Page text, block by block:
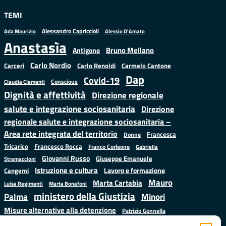
TEMI
Ada Maurizio Alessandro Capriccioli Alessio D'Amato
Anastasìa Antigone Bruno Mellano
Carceri Carlo Nordio Carlo Renoldi Carmelo Cantone
Claudia Clementi Conscious Covid-19 Dap
Dignità e affettività Direzione regionale
salute e integrazione sociosanitaria Direzione
regionale salute e integrazione sociosanitaria –
Area rete integrata del territorio
Donne
Francesca
Tricarico
Francesco Rocca Franco Corleone
Gabriella
Stramaccioni
Giovanni Russo Giuseppe Emanuele
Cangemi
Istruzione e cultura Lavoro e formazione
Luisa Regimenti Marta Bonafoni Marta Cartabia Mauro
Palma ministero della Giustizia Minori
Misure alternative alla detenzione Patrizio Gonnella